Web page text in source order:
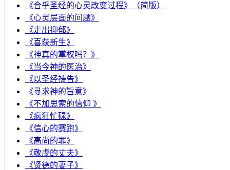
《合乎圣经的心灵改变过程》（简版）
《心灵层面的问题》
《走出抑郁》
《喜获新生》
《神真的掌权吗？》
《当今神的医治》
《以圣经祷告》
《寻求神的旨意》
《不加思索的信仰 》
《疯狂忙碌》
《信心的赛跑》
《高尚的罪》
《敬虔的丈夫》
《贤德的妻子》